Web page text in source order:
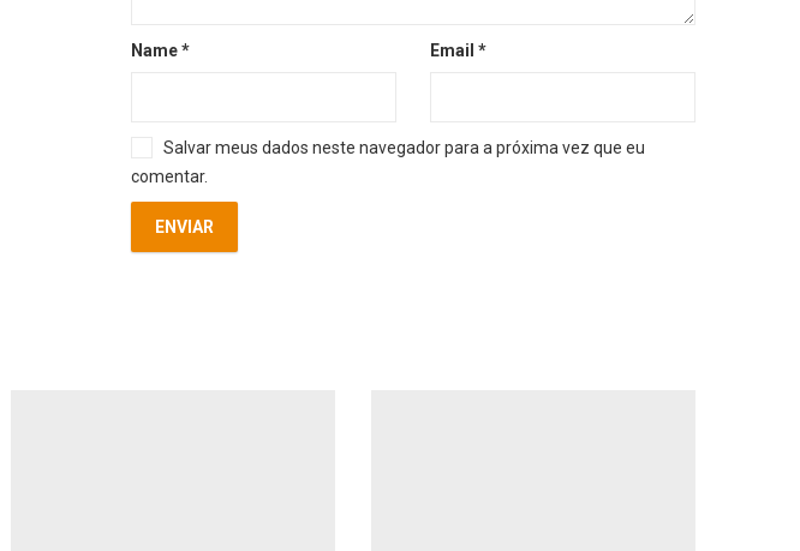
Name* Email *
Salvar meus dados neste navegador para a próxima vez que eu
comentar.